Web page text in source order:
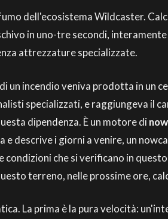
dell'ecosistema Wildcaster.
in uno-tre secondi,
attrezzature specializzate.
un incendio veniva prodotta in un
specializzati, e raggiungeva il
dipendenza. È un motore di
descrive i giorni a venire, un
che si verificano in
terreno, nelle prossime ore,
La prima è la pura velocità: